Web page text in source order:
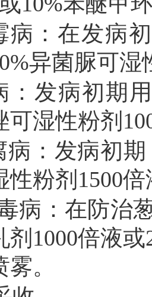
病：在发病
异菌脲可湿
发病初期
可湿性粉剂
： 发病初期
性粉剂1500
病： 在防治
剂1000倍液
。